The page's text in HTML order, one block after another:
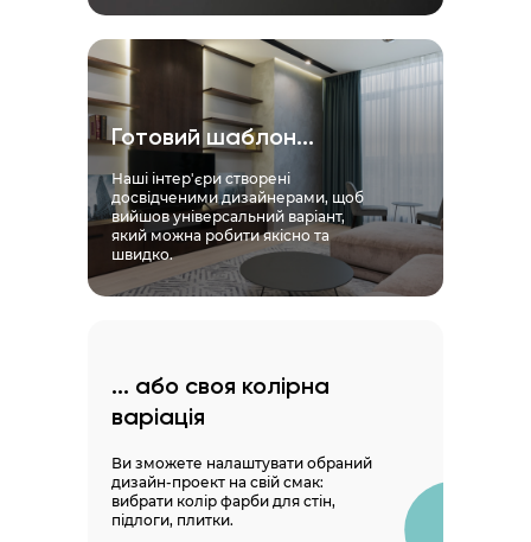
Готовий шаблон...
Наші інтер'єри створені
досвідченими дизайнерами, щоб
вийшов універсальний варіант,
який можна робити якісно та
швидко.
... або своя колірна
варіація
Ви зможете налаштувати обраний
дизайн-проект на свій смак:
вибрати колір фарби для стін,
підлоги, плитки.